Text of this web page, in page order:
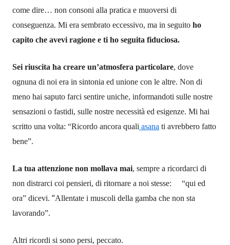
come dire… non consoni alla pratica e muoversi di
conseguenza. Mi era sembrato eccessivo, ma in seguito ho
capito che avevi ragione e ti ho seguita fiduciosa.
Sei riuscita ha creare un’atmosfera particolare, dove
ognuna di noi era in sintonia ed unione con le altre. Non di
meno hai saputo farci sentire uniche, informandoti sulle nostre
sensazioni o fastidi, sulle nostre necessità ed esigenze. Mi hai
scritto una volta: “Ricordo ancora quali asana ti avrebbero fatto
bene”.
La tua attenzione non mollava mai, sempre a ricordarci di
non distrarci coi pensieri, di ritornare a noi stesse: “qui ed
ora” dicevi. “Allentate i muscoli della gamba che non sta
lavorando”.
Altri ricordi si sono persi, peccato.